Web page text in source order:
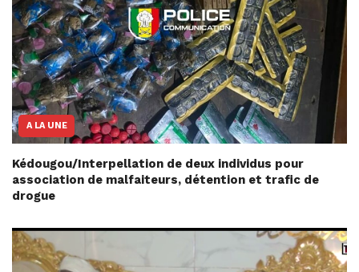
A LA UNE
Kédougou/Interpellation de deux individus pour
association de malfaiteurs, détention et trafic de
drogue